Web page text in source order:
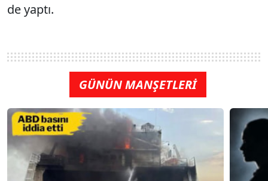
de yaptı.
GÜNÜN MANŞETLERİ